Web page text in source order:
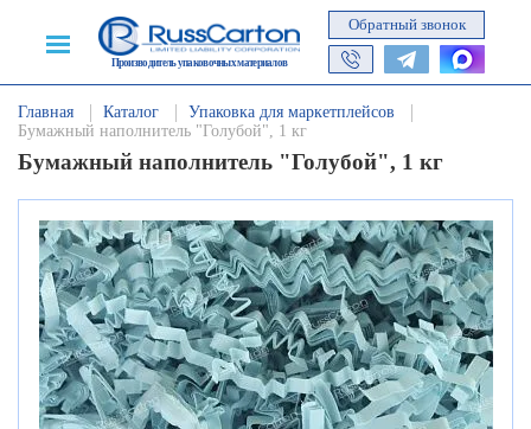
Производитель упаковочных материалов
Обратный звонок
Главная Каталог
Упаковка для маркетплейсов
Бумажный наполнитель "Голубой", 1 кг
Бумажный наполнитель "Голубой", 1 кг